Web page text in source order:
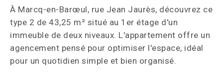
À Marcq-en-Barœul, rue Jean Jaurès, découvrez ce
type 2 de 43,25 m² situé au 1er étage d'un
immeuble de deux niveaux. L'appartement offre un
agencement pensé pour optimiser l'espace, idéal
pour un quotidien simple et bien organisé.